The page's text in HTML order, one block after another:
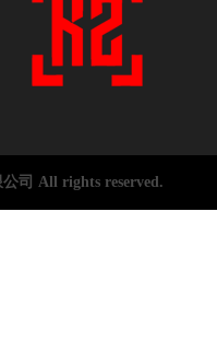
司 All rights reserved.